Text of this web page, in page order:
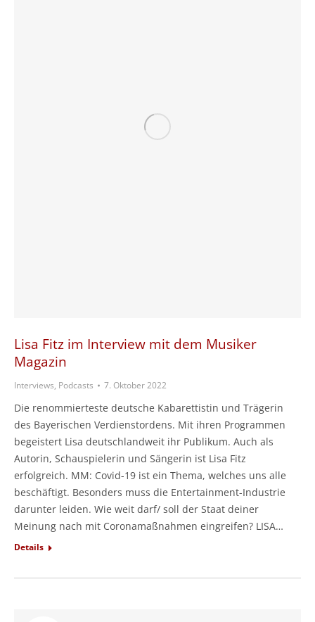
Lisa Fitz im Interview mit dem Musiker
Magazin
Interviews, Podcasts 7. Oktober 2022
Die renommierteste deutsche Kabarettistin und Trägerin
des Bayerischen Verdienstordens. Mit ihren Programmen
begeistert Lisa deutschlandweit ihr Publikum. Auch als
Autorin, Schauspielerin und Sängerin ist Lisa Fitz
erfolgreich. MM: Covid-19 ist ein Thema, welches uns alle
beschäftigt. Besonders muss die Entertainment-Industrie
darunter leiden. Wie weit darf/ soll der Staat deiner
Meinung nach mit Coronamaßnahmen eingreifen? LISA…
Details